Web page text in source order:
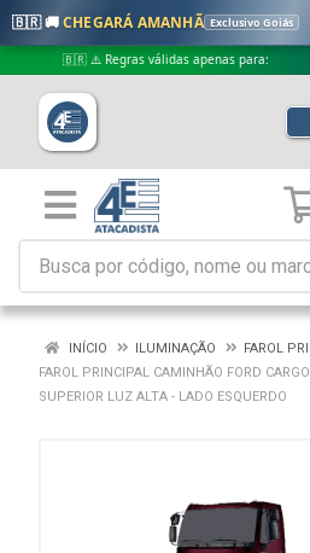
🇧🇷 🚚CHEGARÁ AMANHÃ Exclusivo Goiás
🇧🇷 ⚠️ Regras válidas apenas para:
INÍCIO ILUMINAÇÃO
FAROL
FAROL PRINCIPAL CAMINHÃO FORD
SUPERIOR LUZ ALTA - LADO ESQUERDO